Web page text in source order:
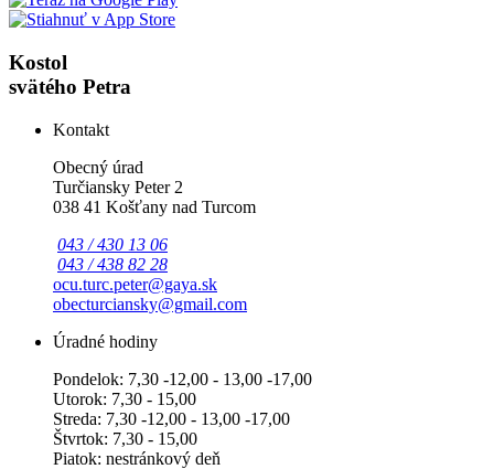
Kostol
svätého Petra
Kontakt
Obecný úrad
Turčiansky Peter 2
038 41 Košťany nad Turcom
043 / 430 13 06
043 / 438 82 28
ocu.turc.peter@gaya.sk
obecturciansky@gmail.com
Úradné hodiny
Pondelok: 7,30 -12,00 - 13,00 -17,00
Utorok: 7,30 - 15,00
Streda: 7,30 -12,00 - 13,00 -17,00
Štvrtok: 7,30 - 15,00
Piatok: nestránkový deň